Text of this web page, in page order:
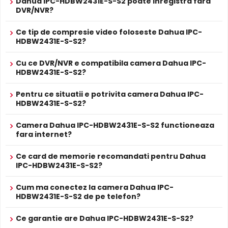
vizibile.
Alimentare PoE
over Ethernet (PoE), primind atat date cat si alimentare
prin acelasi cablu de retea. Simplifica instalarea
alimentare separat.
Dahua IPC-HDBW2431E-S-S2 dispune de
direct pe camera. Utila ca backup sau pentru instalari
fara DVR/NVR.
Lentila Fixa
ofera un unghi fix de vizualizare, ce nu poate fi reglat in
PROSPECT PRODUCATOR
Prospect
* Specificatiile tehnice ale produsului Dahua IPC-HDBW2431E-S-S2 au
DVR/NVR?
Ce tip de compresie video foloseste Dahua IPC-
HDBW2431E-S-S2?
Cu ce DVR/NVR e compatibila camera Dahua IPC-
HDBW2431E-S-S2?
Pentru ce situatii e potrivita camera Dahua IPC-
HDBW2431E-S-S2?
Camera Dahua IPC-HDBW2431E-S-S2 functioneaza
fara internet?
Ce card de memorie recomandati pentru Dahua
IPC-HDBW2431E-S-S2?
Cum ma conectez la camera Dahua IPC-
HDBW2431E-S-S2 de pe telefon?
Ce garantie are Dahua IPC-HDBW2431E-S-S2?